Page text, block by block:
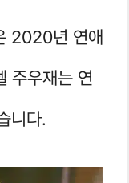
2020년 연애
주우재는 연
니다.